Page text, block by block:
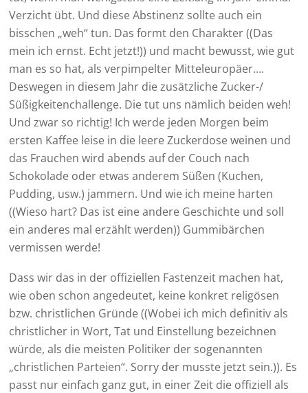
Verzicht übt. Und diese Abstinenz sollte auch ein
bisschen „weh“ tun. Das formt den Charakter ((Das
mein ich ernst. Echt jetzt!)) und macht bewusst, wie gut
man es so hat, als verpimpelter Mitteleuropäer….
Deswegen in diesem Jahr die zusätzliche Zucker-/
Süßigkeitenchallenge. Die tut uns nämlich beiden weh!
Und zwar so richtig! Ich werde jeden Morgen beim
ersten Kaffee leise in die leere Zuckerdose weinen und
das Frauchen wird abends auf der Couch nach
Schokolade oder etwas anderem Süßen (Kuchen,
Pudding, usw.) jammern. Und wie ich meine harten
((Wieso hart? Das ist eine andere Geschichte und soll
ein anderes mal erzählt werden)) Gummibärchen
vermissen werde!
Dass wir das in der offiziellen Fastenzeit machen hat,
wie oben schon angedeutet, keine konkret religösen
bzw. christlichen Gründe ((Wobei ich mich definitiv als
christlicher in Wort, Tat und Einstellung bezeichnen
würde, als die meisten Politiker der sogenannten
„christlichen Parteien“. Sorry der musste jetzt sein.)). Es
passt nur einfach ganz gut, in einer Zeit die offiziell als